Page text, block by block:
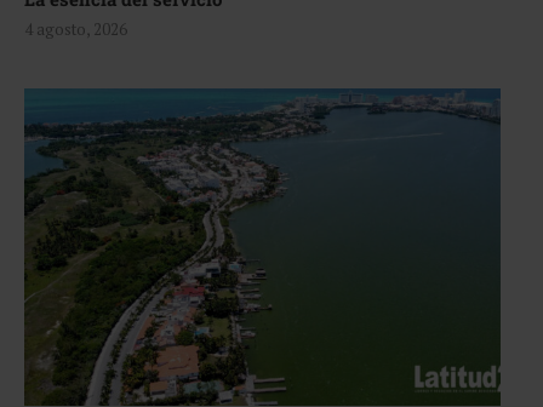
4 agosto, 2026